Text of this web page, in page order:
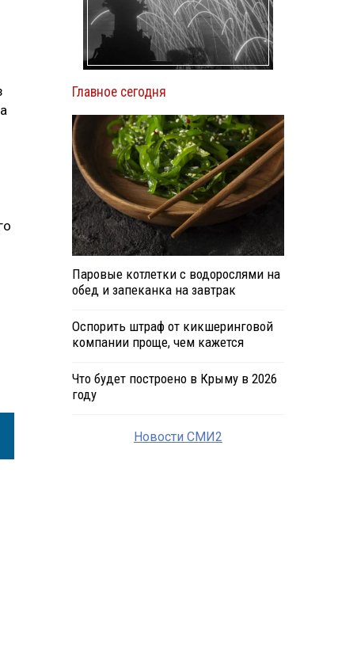
Главное сегодня
Паровые котлетки с водорослями на
обед и запеканка на завтрак
Оспорить штраф от кикшеринговой
компании проще, чем кажется
Что будет построено в Крыму в 2026
году
Новости СМИ2